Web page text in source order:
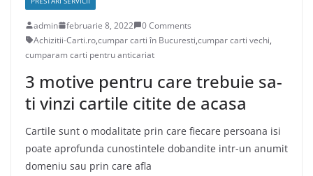
admin februarie 8, 2022
0 Comments
Achizitii-Carti.ro,cumpar carti în Bucuresti,cumpar carti vechi,
cumparam carti pentru anticariat
3 motive pentru care trebuie sa-
ti vinzi cartile citite de acasa
Cartile sunt o modalitate prin care fiecare persoana isi
poate aprofunda cunostintele dobandite intr-un anumit
domeniu sau prin care afla